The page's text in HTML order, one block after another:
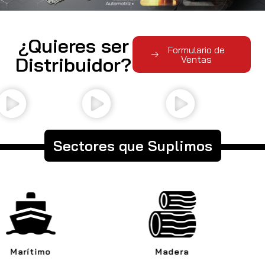
¿Quieres ser
Distribuidor?
Formulario de
Ventas
Sectores que Suplimos
Madera Automotriz